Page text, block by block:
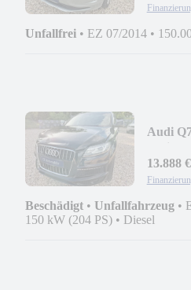
Unfallfrei • EZ 07/2014 •
Audi
13.888 €
Beschädigt • Unfallfahrzeug •
150 kW (204 PS) • Diesel